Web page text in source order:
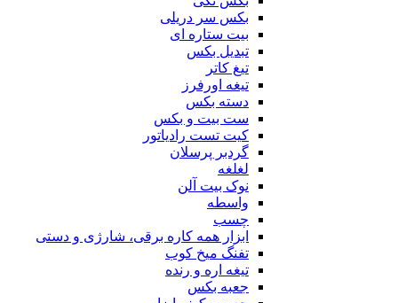
بکس سر دریلی
بیت ستاره ای
تبدیل بکس
تیغ کاتر
تیغه اورفرز
دسته بکس
ست بیت و بکس
کیت تست رادیاتور
گردبر پرسلان
لغلغه
نوک بیت آلن
واسطه
چسب
ابزار همه کاره برقی، شارژی و دستی
تفنگ میخ کوب
تیغه اره و رنده
جعبه بکس